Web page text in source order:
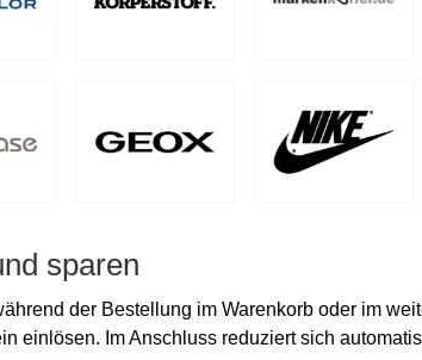
sparen
der Bestellung im Warenkorb oder im
einlösen. Im Anschluss reduziert sich